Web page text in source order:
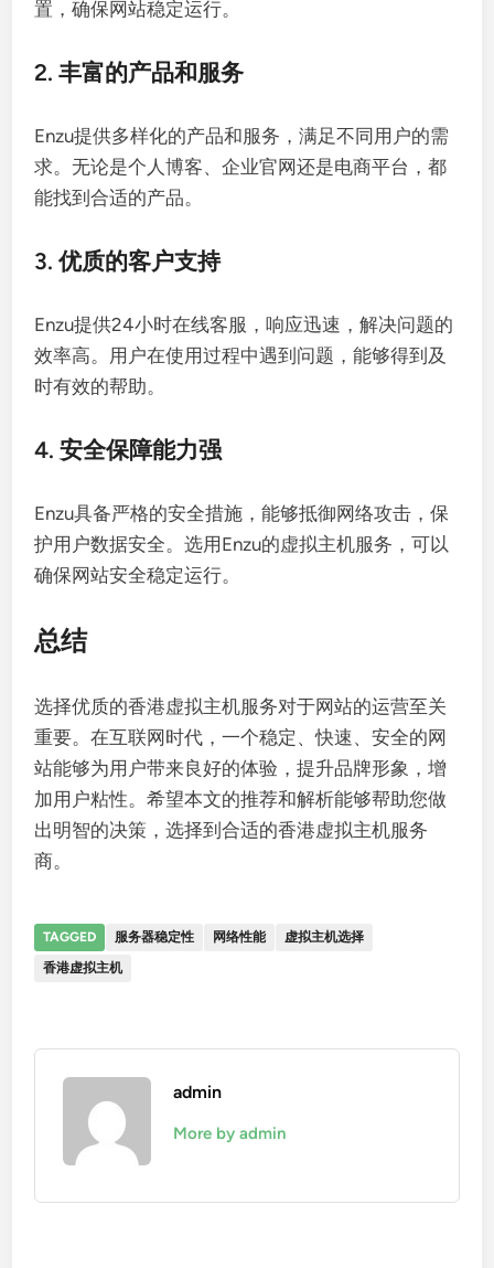
置，确保网站稳定运行。
2. 丰富的产品和服务
Enzu提供多样化的产品和服务，满足不同用户的需
求。无论是个人博客、企业官网还是电商平台，都
能找到合适的产品。
3. 优质的客户支持
Enzu提供24小时在线客服，响应迅速，解决问题的
效率高。用户在使用过程中遇到问题，能够得到及
时有效的帮助。
4. 安全保障能力强
Enzu具备严格的安全措施，能够抵御网络攻击，保
护用户数据安全。选用Enzu的虚拟主机服务，可以
确保网站安全稳定运行。
总结
选择优质的香港虚拟主机服务对于网站的运营至关
重要。在互联网时代，一个稳定、快速、安全的网
站能够为用户带来良好的体验，提升品牌形象，增
加用户粘性。希望本文的推荐和解析能够帮助您做
出明智的决策，选择到合适的香港虚拟主机服务
商。
TAGGED 服务器稳定性 网络性能
虚拟主机选择
香港虚拟主机
admin
More by admin